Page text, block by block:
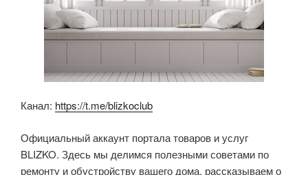
Канал: https://t.me/blizkoclub
Официальный аккаунт портала товаров и услуг
BLIZKO. Здесь мы делимся полезными советами по
ремонту и обустройству вашего дома, рассказываем о